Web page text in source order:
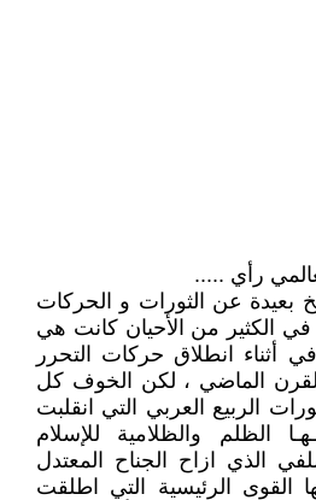
رأي .....
بعيدة عن الثورات و الحركات
في الكثير من الأحيان كانت هي
أثناء انطلاق حركات التحرر
الماضي ، لكن الخوف كل
الربيع العربي التي انقلبت
الظلم والظلامية للإسلام
الذي ازاح الجناح المعتدل
القوى الرئيسية التي اطلقت